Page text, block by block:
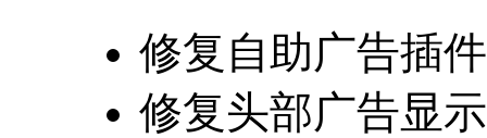
修复自助广告插
修复头部广告显